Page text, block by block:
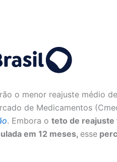
o menor reajuste médio
de Medicamentos
. Embora o teto de reajuste
em 12 meses, esse